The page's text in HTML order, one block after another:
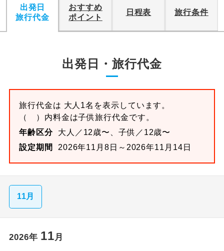
出発日
旅行代金
おすすめ
ポイント
日程表 旅行条件
出発日・旅行代金
旅行代金は 大人1名を表示しています。
（ ）内料金は子供旅行代金です。
年齢区分
大人／12歳〜、子供／12歳〜
設定期間
2026年11月8日～2026年11月14日
11月
2026年 11月